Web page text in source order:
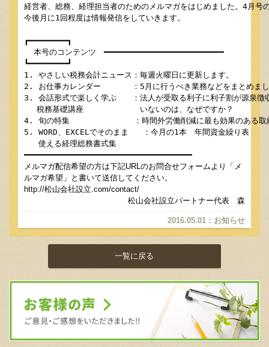
経営者、総務、経理担当者のためのメルマガをはじめました。4月号
今後月に1回程度は情報発信をしていきます。
┏━━━━━━━━┓
  本号のコンテンツ　━━━━━━━━━━━━━━━━━━━━━━━━━
┗━━━━━━━━┛
1. やさしい税務会計ニュース：毎週火曜日に更新します。
2. お仕事カレンダー　　　　：5月に行うべき業務などをまとめま
3. 会話形式で楽しく学ぶ　　：法人が受取る利子に利子割が源泉徴
税務基礎講座　　 　　　　 いないのは、なぜですか？
4. 旬の特集　　　　　　　  ：時間外労働削減に最も効果のある取
5. WORD、EXCELでそのまま   ：今月の1本　年間資金繰り表
   使える経理総務書式集
━━━━━━━━━━━━━━━━━━━━━━━━━━━━━━━━━━━
メルマガ配信希望の方は下記URLのお問合せフォームより「メ
ルマガ希望」と書いて送信してください。
http://松山会社設立.com/contact/
松山会社設立パートナー代表 森
2016.05.01 ： お知らせ
一覧に戻る